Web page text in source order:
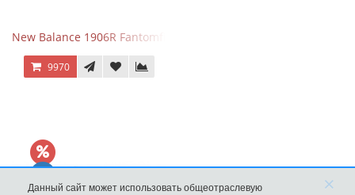
New Balance 1906R Fantomfit Ice Wine
9970
Данный сайт может использовать общеотраслевую
×